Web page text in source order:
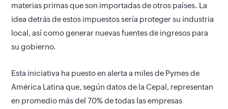
materias primas que son importadas de otros países. La
idea detrás de estos impuestos sería proteger su industria
local, así como generar nuevas fuentes de ingresos para
su gobierno.
Esta iniciativa ha puesto en alerta a miles de Pymes de
América Latina que, según datos de la Cepal, representan
en promedio más del 70% de todas las empresas